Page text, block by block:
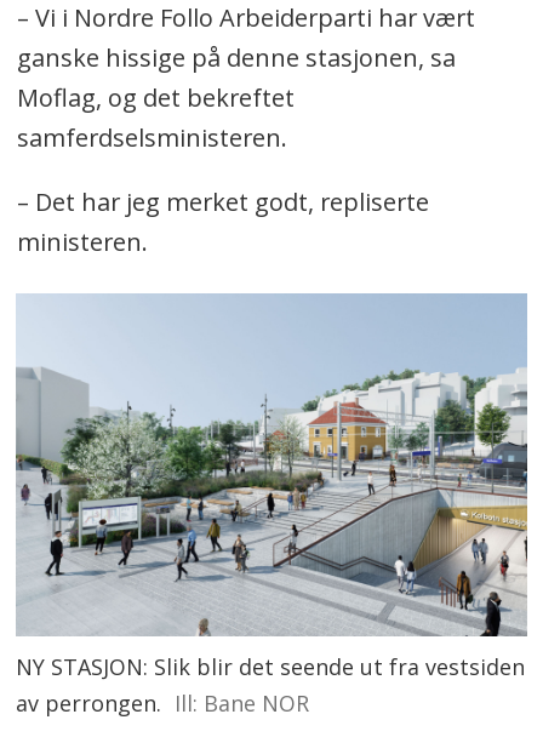
– Vi i Nordre Follo Arbeiderparti har vært
ganske hissige på denne stasjonen, sa
Moflag, og det bekreftet
samferdselsministeren.
– Det har jeg merket godt, repliserte
ministeren.
NY STASJON: Slik blir det seende ut fra vestsiden
av perrongen. Ill: Bane NOR